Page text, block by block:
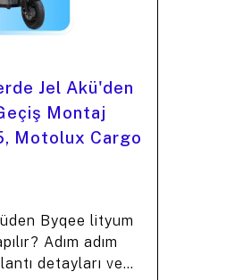
Jel Akü'den
Montaj
Motolux Cargo
Byqee lityum
Adım adım
detayları ve